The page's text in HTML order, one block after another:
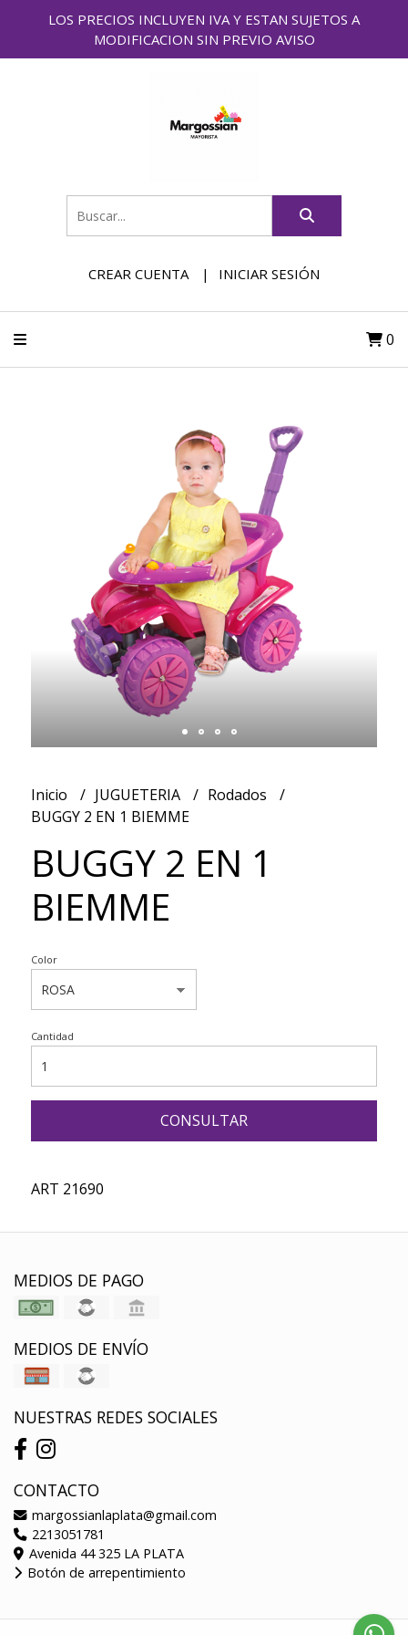
LOS PRECIOS INCLUYEN IVA Y ESTAN SUJETOS A
MODIFICACION SIN PREVIO AVISO
CREAR CUENTA INICIAR SESIÓN
0
Inicio JUGUETERIA
Rodados
BUGGY 2 EN 1 BIEMME
BUGGY 2 EN 1
BIEMME
Color
Cantidad
CONSULTAR
ART 21690
MEDIOS DE PAGO
MEDIOS DE ENVÍO
NUESTRAS REDES SOCIALES
CONTACTO
margossianlaplata@gmail.com
2213051781
Avenida 44 325 LA PLATA
Botón de arrepentimiento